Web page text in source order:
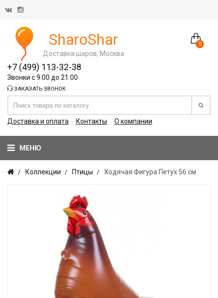
0
SharoShar
Доставка шаров, Москва
+7 (499) 113-32-38
Звонки с 9:00 до 21:00
ЗАКАЗАТЬ ЗВОНОК
Доставка и оплата Контакты О компании
МЕНЮ
Коллекции Птицы Ходячая Фигура Петух 56 см